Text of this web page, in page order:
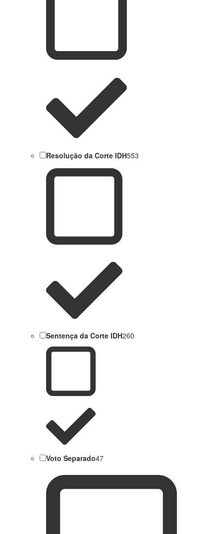
Resolução da Corte IDH553
Sentença da Corte IDH260
Voto Separado47